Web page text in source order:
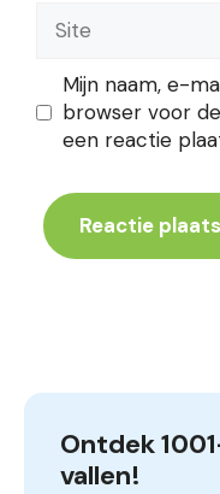
Mijn naam, e-
browser voor
een reactie
Ontdek
vallen!